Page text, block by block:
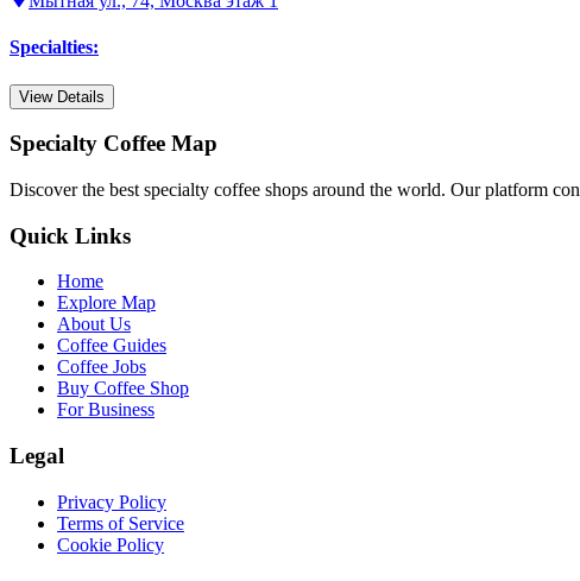
Specialties:
View Details
Specialty Coffee Map
Discover the best specialty coffee shops around the world. Our platform
Quick Links
Home
Explore Map
About Us
Coffee Guides
Coffee Jobs
Buy Coffee Shop
For Business
Legal
Privacy Policy
Terms of Service
Cookie Policy